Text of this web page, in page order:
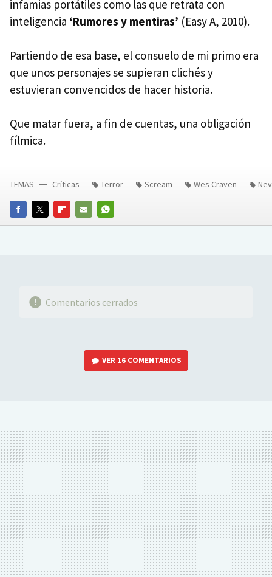
infamias portátiles como las que retrata con
inteligencia ‘Rumores y mentiras’ (Easy A, 2010).
Partiendo de esa base, el consuelo de mi primo era
que unos personajes se supieran clichés y
estuvieran convencidos de hacer historia.
Que matar fuera, a fin de cuentas, una obligación
fílmica.
FACEBOOKTWITTERFLIPBOARD
E-
WHATSAPP
TEMAS Críticas Terror Scream Wes Craven
Comentarios cerrados
VER 16 COMENTARIOS